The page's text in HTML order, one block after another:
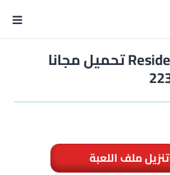
Resident Evil Village تحميل مجانا
تنزيل ملف اللعبة